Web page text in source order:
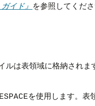
イド』 を参照してくださ
は表領域に格納されま
を使用します。表